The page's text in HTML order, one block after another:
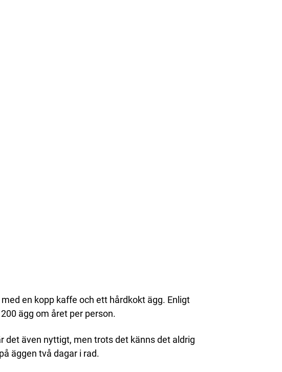
en kopp kaffe och ett hårdkokt ägg. Enligt
ägg om året per person.
det även nyttigt, men trots det känns det aldrig
äggen två dagar i rad.